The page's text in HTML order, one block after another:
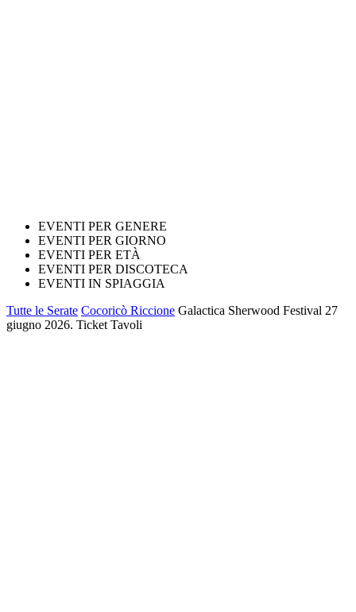
EVENTI PER GENERE
EVENTI PER GIORNO
EVENTI PER ETÀ
EVENTI PER DISCOTECA
EVENTI IN SPIAGGIA
Tutte le Serate Cocoricò Riccione Galactica Sherwood Festival 27
giugno 2026. Ticket Tavoli